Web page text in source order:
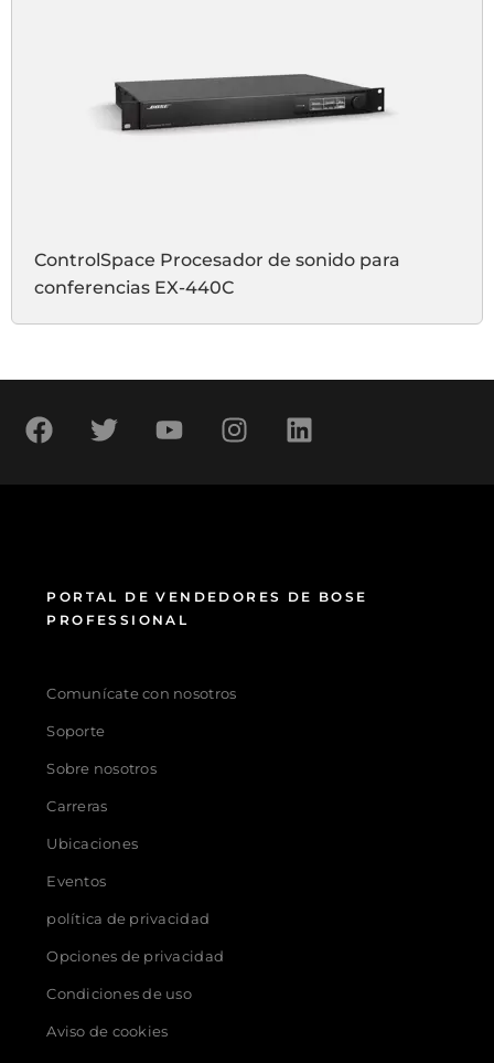
ControlSpace Procesador de sonido para
conferencias EX-440C
PORTAL DE VENDEDORES DE BOSE
PROFESSIONAL
Comunícate con nosotros
Soporte
Sobre nosotros
Carreras
Ubicaciones
Eventos
política de privacidad
Opciones de privacidad
Condiciones de uso
Aviso de cookies